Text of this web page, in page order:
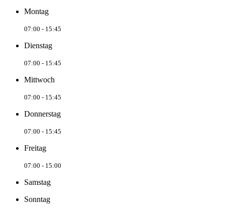
Montag
07:00 - 15:45
Dienstag
07:00 - 15:45
Mittwoch
07:00 - 15:45
Donnerstag
07:00 - 15:45
Freitag
07:00 - 15:00
Samstag
Sonntag